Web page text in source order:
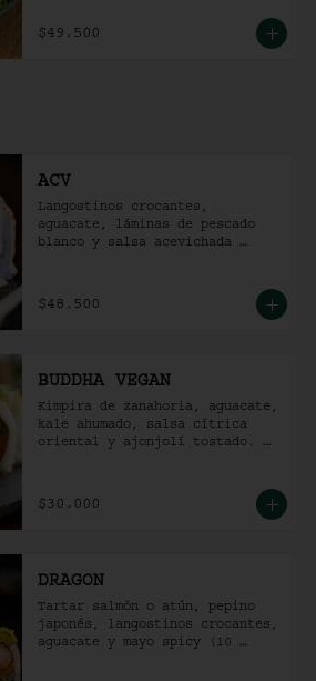
$49.500
ACV
Langostinos crocantes,
aguacate, láminas de pescado
blanco y salsa acevichada
$48.500
BUDDHA VEGAN
Kimpira de zanahoria, aguacate,
kale ahumado, salsa cítrica
oriental y ajonjolí tostado.
$30.000
DRAGON
Tartar salmón o atún, pepino
japonés, langostinos crocantes,
aguacate y mayo spicy (10